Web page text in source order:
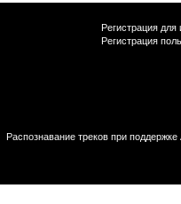
Регистрация для
Регистрация
Распознавание треков при поддержке